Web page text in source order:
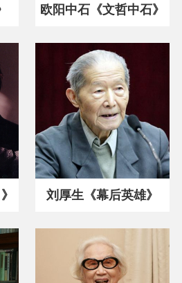
欧阳中石《文哲中石》
刘厚生《幕后英雄》